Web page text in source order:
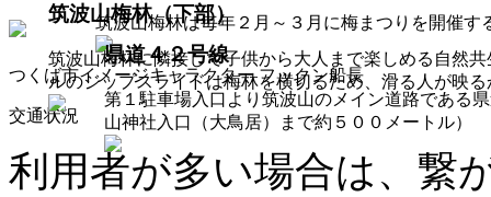
筑波山梅林は毎年２月～３月に梅まつりを開催
筑波山梅林（下部）
筑波山梅林に隣接して子供から大人まで楽しめる自然
ルのジップスライドは梅林を横切るため、滑る人が映
県道４２号線
第１駐車場入口より筑波山のメイン道路である
山神社入口（大鳥居）まで約５００メートル）
つくば市イメージキャラクター フックン船長
交通状況
利用者が多い場合は、繋